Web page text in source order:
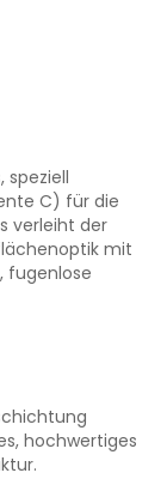
speziell
C) für die
verleiht der
mit
fugenlose
hochwertiges